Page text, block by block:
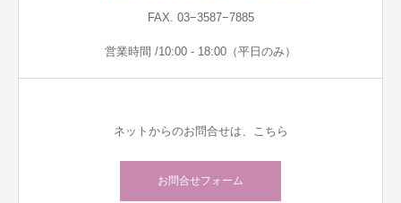
FAX. 03−3587−7885
営業時間 /10:00 - 18:00（平日のみ）
ネットからのお問合せは、こちら
お問合せフォーム